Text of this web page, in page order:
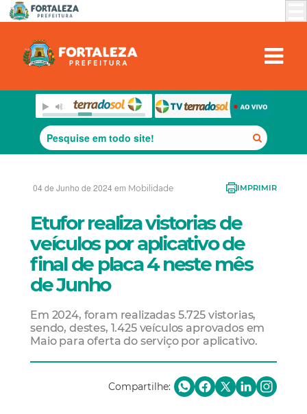
04 de Junho de 2024 em Mobilidade IMPRIMIR
Etufor realiza vistorias de
veículos por aplicativo de
final de placa 4 neste mês
de Junho
Em 2024, foram realizadas 5.725 vistorias,
sendo, destes, 1.425 veículos aprovados em
Maio para oferta do serviço por aplicativo.
Compartilhe: